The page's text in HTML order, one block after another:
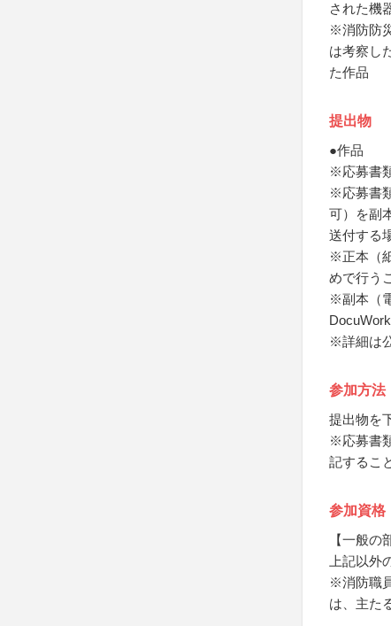
された機
※消防防
は考察し
た作品
提出物
●作品
※応募書
※応募書
可）を副
送付する
※正本（
めで行う
※副本（
※詳細は
参加方法
提出物を
※応募書
記するこ
参加資格
【一般の
上記以外
※消防職
は、主た